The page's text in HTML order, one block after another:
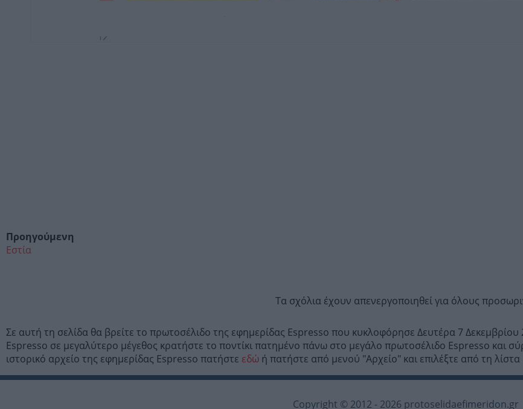
Προηγούμενη
Εστία
Τα σχόλια έχουν απενεργοποιηθεί για όλους
Σε αυτή τη σελίδα θα βρείτε το πρωτοσέλιδο της εφημερίδας Espresso που κυκλοφόρησε Δευτέρα 7
Espresso σε μεγαλύτερο μέγεθος κρατήστε το ποντίκι πατημένο πάνω στο μεγάλο πρωτοσέλιδο Espresso και
ιστορικό αρχείο της εφημερίδας Espresso πατήστε εδώ ή πατήστε από μενού "Αρχείο" και επιλέξτε από τη
Copyright © 2012 - 2026 protoselidaefimeridon.gr